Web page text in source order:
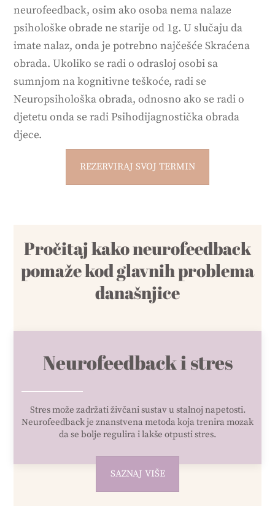
neurofeedback, osim ako osoba nema nalaze
psihološke obrade ne starije od 1g. U slučaju da
imate nalaz, onda je potrebno najčešće Skraćena
obrada. Ukoliko se radi o odrasloj osobi sa
sumnjom na kognitivne teškoće, radi se
Neuropsihološka obrada, odnosno ako se radi o
djetetu onda se radi Psihodijagnostička obrada
djece.
REZERVIRAJ SVOJ TERMIN
Pročitaj kako neurofeedback
pomaže kod glavnih problema
današnjice
Neurofeedback i stres
Stres može zadržati živčani sustav u stalnoj napetosti.
Neurofeedback je znanstvena metoda koja trenira mozak
da se bolje regulira i lakše otpusti stres.
SAZNAJ VIŠE